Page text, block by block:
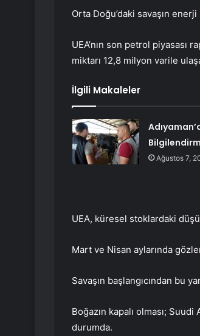
Orta Doğu’daki savaşın
UEA’nın son petrol piyasası
miktarı 12,8 milyon varile
İlgili Makaleler
Ağustos 7,
UEA, küresel stoklardaki
Mart ve Nisan aylarında
Savaşın başlangıcından bu
Boğazın kapalı olması;
durumda.